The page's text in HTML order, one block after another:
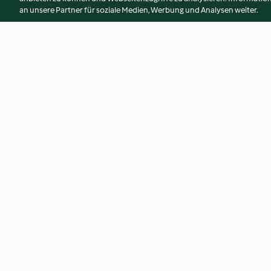
an unsere Partner für soziale Medien, Werbung und Analysen weiter.